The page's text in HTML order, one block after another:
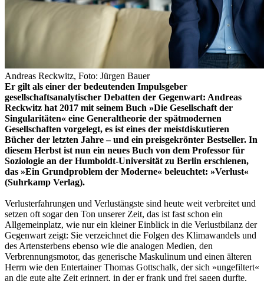
Andreas Reckwitz, Foto: Jürgen Bauer
Er gilt als einer der bedeutenden Impulsgeber
gesellschaftsanalytischer Debatten der Gegenwart: Andreas
Reckwitz hat 2017 mit seinem Buch »Die Gesellschaft der
Singularitäten« eine Generaltheorie der spätmodernen
Gesellschaften vorgelegt, es ist eines der meistdiskutieren
Bücher der letzten Jahre – und ein preisgekrönter Bestseller. In
diesem Herbst ist nun ein neues Buch von dem Professor für
Soziologie an der Humboldt-Universität zu Berlin erschienen,
das »Ein Grundproblem der Moderne« beleuchtet: »Verlust«
(Suhrkamp Verlag).
Verlusterfahrungen und Verlustängste sind heute weit verbreitet und
setzen oft sogar den Ton unserer Zeit, das ist fast schon ein
Allgemeinplatz, wie nur ein kleiner Einblick in die Verlustbilanz der
Gegenwart zeigt: Sie verzeichnet die Folgen des Klimawandels und
des Artensterbens ebenso wie die analogen Medien, den
Verbrennungsmotor, das generische Maskulinum und einen älteren
Herrn wie den Entertainer Thomas Gottschalk, der sich »ungefiltert«
an die gute alte Zeit erinnert, in der er frank und frei sagen durfte,